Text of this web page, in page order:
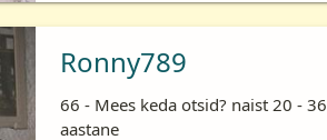
Ronny789
66 - Mees keda otsid? naist 20 - 36
aastane